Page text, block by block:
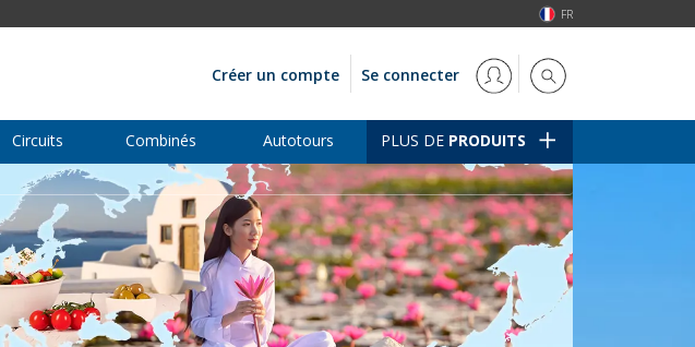
FR
Créer un compte Se connecter
Circuits Combinés Autotours PLUS DE PRODUITS